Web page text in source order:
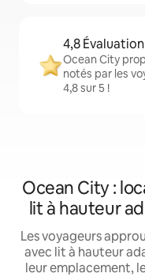
4,8
Ocean City
notés par les
4,8 sur 5 !
Ocean City :
lit à hauteur
Les voyageurs
avec lit à hauteur
leur emplacement,